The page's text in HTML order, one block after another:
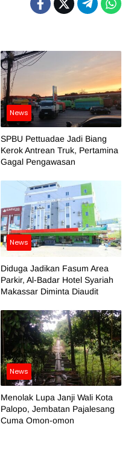
News
SPBU Pettuadae Jadi Biang
Kerok Antrean Truk, Pertamina
Gagal Pengawasan
News
Diduga Jadikan Fasum Area
Parkir, Al-Badar Hotel Syariah
Makassar Diminta Diaudit
News
Menolak Lupa Janji Wali Kota
Palopo, Jembatan Pajalesang
Cuma Omon-omon